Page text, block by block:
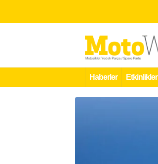
Haberler Etkinlikler